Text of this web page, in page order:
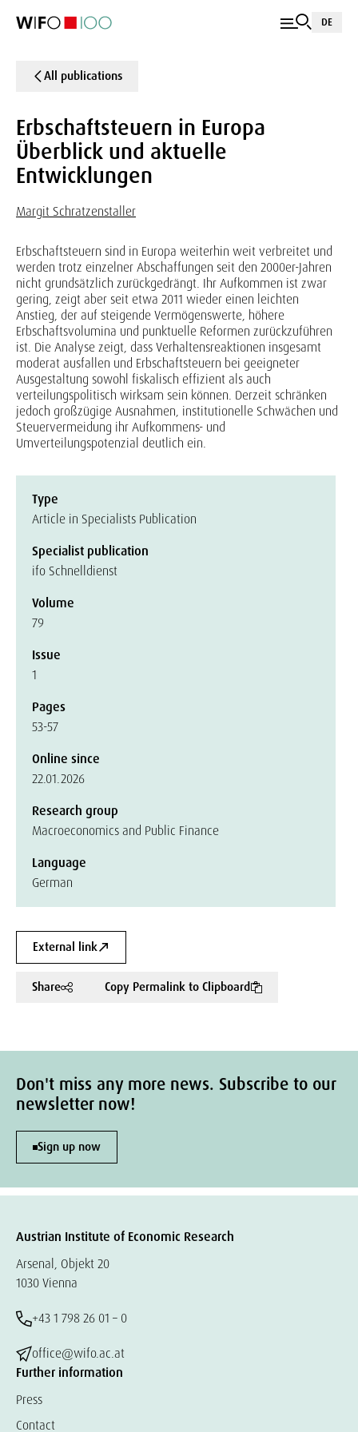
DE
All publications
Erbschaftsteuern in Europa
Überblick und aktuelle
Entwicklungen
Margit Schratzenstaller
Erbschaftsteuern sind in Europa weiterhin weit verbreitet und
werden trotz einzelner Abschaffungen seit den 2000er-Jahren
nicht grundsätzlich zurückgedrängt. Ihr Aufkommen ist zwar
gering, zeigt aber seit etwa 2011 wieder einen leichten
Anstieg, der auf steigende Vermögenswerte, höhere
Erbschaftsvolumina und punktuelle Reformen zurückzuführen
ist. Die Analyse zeigt, dass Verhaltensreaktionen insgesamt
moderat ausfallen und Erbschaftsteuern bei geeigneter
Ausgestaltung sowohl fiskalisch effizient als auch
verteilungspolitisch wirksam sein können. Derzeit schränken
jedoch großzügige Ausnahmen, institutionelle Schwächen und
Steuervermeidung ihr Aufkommens- und
Umverteilungspotenzial deutlich ein.
Type
Article in Specialists Publication
Specialist publication
ifo Schnelldienst
Volume
79
Issue
1
Pages
53-57
Online since
22.01.2026
Research group
Macroeconomics and Public Finance
Language
German
External link
Share Copy Permalink to Clipboard
Don't miss any more news. Subscribe to our
newsletter now!
Sign up now
Austrian Institute of Economic Research
Arsenal, Objekt 20
1030 Vienna
+43 1 798 26 01 – 0
office@wifo.ac.at
Further information
Press
Contact